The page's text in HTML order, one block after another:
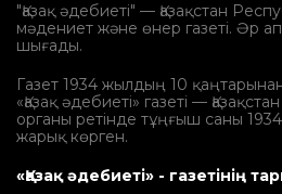
"Қазақ әдебиеті" — Қазақстан
мәдениет және өнер газеті. Әр
шығады.
Газет 1934 жылдың 10
«Қазақ әдебиеті» газеті —
органы ретінде тұңғыш саны
жарық көрген.
«Қазақ әдебиеті» - газетінің